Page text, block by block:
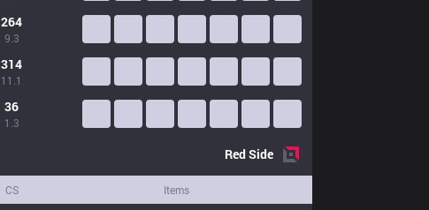
264
9.3
314
11.1
36
1.3
RedSide
CS Items